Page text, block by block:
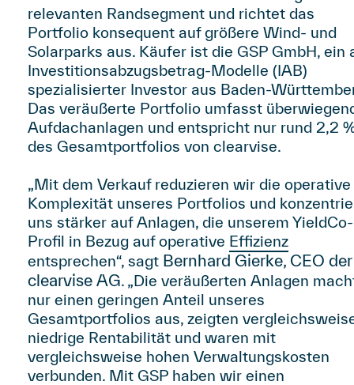
relevanten Randsegment und richtet das
Portfolio konsequent auf größere Wind- und
Solarparks aus. Käufer ist die GSP GmbH, ein
Investitionsabzugsbetrag-Modelle (IAB)
spezialisierter Investor aus Baden-
Das veräußerte Portfolio umfasst
Aufdachanlagen und entspricht nur rund 2,2
des Gesamtportfolios von clearvise.
„Mit dem Verkauf reduzieren wir die operative
Komplexität unseres Portfolios und
uns stärker auf Anlagen, die unserem YieldCo-
Profil in Bezug auf operative Effizienz
entsprechen“, sagt Bernhard Gierke, CEO der
clearvise AG. „Die veräußerten Anlagen
nur einen geringen Anteil unseres
Gesamtportfolios aus, zeigten
niedrige Rentabilität und waren mit
vergleichsweise hohen Verwaltungskosten
verbunden. Mit GSP haben wir einen